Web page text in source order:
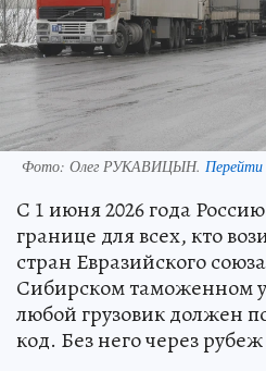
Фото: Олег РУКАВИЦЫН.
С 1 июня 2026 года
границе для всех, кто
стран Евразийского
Сибирском таможенном
любой грузовик должен
код. Без него через